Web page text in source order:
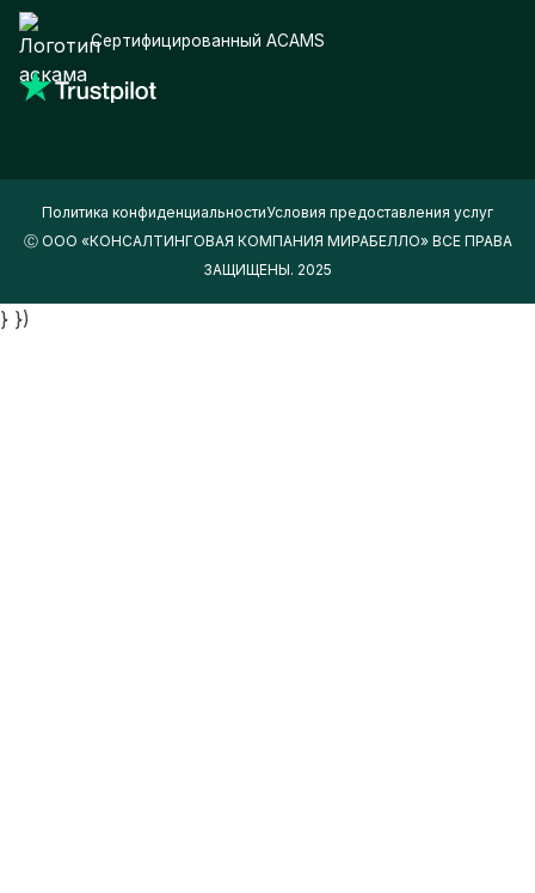
Сертифицированный ACAMS
Политика конфиденциальностиУсловия предоставления услуг
Ⓒ ООО «КОНСАЛТИНГОВАЯ КОМПАНИЯ МИРАБЕЛЛО» ВСЕ ПРАВА
ЗАЩИЩЕНЫ. 2025
} })